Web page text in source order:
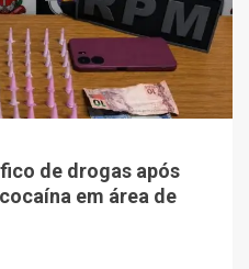
de drogas após
em área de